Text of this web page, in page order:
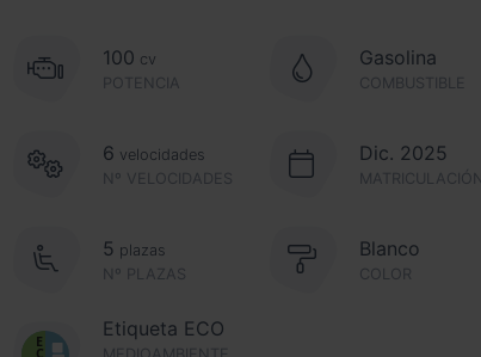
100 cv
POTENCIA
Gasolina
COMBUSTIBLE
Nº VELOCIDADES
6 velocidades Dic. 2025
MATRICULACIÓN
Nº PLAZAS
5 plazas Blanco
COLOR
Etiqueta ECO